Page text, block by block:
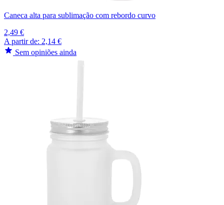
Caneca alta para sublimação com rebordo curvo
2,49 €
A partir de: 2,14 €
Sem opiniões ainda